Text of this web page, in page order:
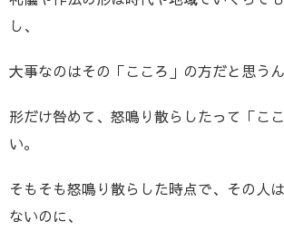
し、
大事なのはその「こころ」の方だと思うん
形だけ咎めて、怒鳴り散らしたって「こ
い。
そもそも怒鳴り散らした時点で、その人
ないのに、